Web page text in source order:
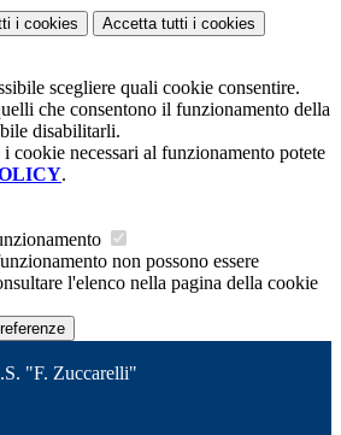
i cookies Accetta tutti i cookies
scegliere quali cookie consentire.
che consentono il funzionamento della
disabilitarli.
cookie necessari al funzionamento potete
.
non possono essere
l'elenco nella pagina della cookie
"F. Zuccarelli"